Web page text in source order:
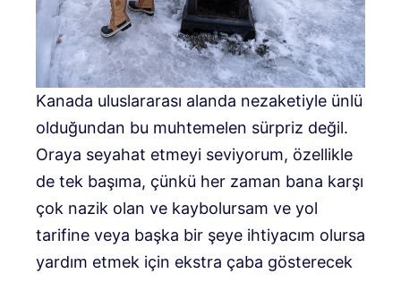
Kanada uluslararası alanda nezaketiyle ünlü
olduğundan bu muhtemelen sürpriz değil.
Oraya seyahat etmeyi seviyorum, özellikle
de tek başıma, çünkü her zaman bana karşı
çok nazik olan ve kaybolursam ve yol
tarifine veya başka bir şeye ihtiyacım olursa
yardım etmek için ekstra çaba gösterecek